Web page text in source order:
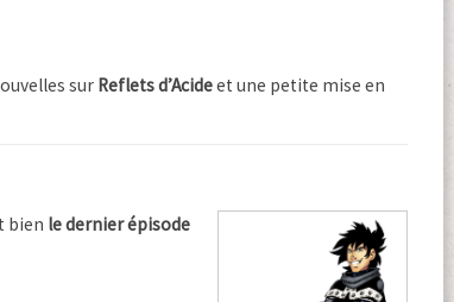
sur Reflets d’Acideet une petite mise en
bien le dernier épisode